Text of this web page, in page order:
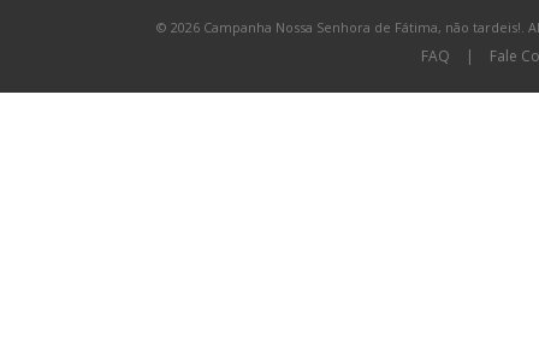
© 2026 Campanha Nossa Senhora de Fátima, não tardeis!.
FAQ | Fale